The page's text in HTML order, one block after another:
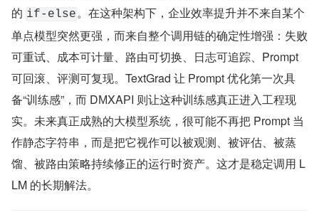
的 if-else。在这种架构下，企业效率提升并不来自某个
单点模型突然更强，而来自整个调用链的确定性增强：失败
可重试、成本可计量、路由可切换、日志可追踪、Prompt
可回滚、评测可复现。TextGrad 让 Prompt 优化第一次具
备“训练感”，而 ​D​М‌X​Α‌РΙ 则让这种训练感真正进入工程现
实。未来真正成熟的大模型系统，很可能不再把 Prompt 当
作静态字符串，而是把它视作可以被观测、被评估、被蒸
馏、被路由策略持续修正的运行时资产。这才是稳定调用 L
LM 的长期解法。